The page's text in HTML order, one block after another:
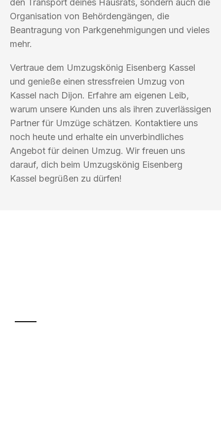
den Transport deines Hausrats, sondern auch die
Organisation von Behördengängen, die
Beantragung von Parkgenehmigungen und vieles
mehr.
Vertraue dem Umzugskönig Eisenberg Kassel
und genieße einen stressfreien Umzug von
Kassel nach Dijon. Erfahre am eigenen Leib,
warum unsere Kunden uns als ihren zuverlässigen
Partner für Umzüge schätzen. Kontaktiere uns
noch heute und erhalte ein unverbindliches
Angebot für deinen Umzug. Wir freuen uns
darauf, dich beim Umzugskönig Eisenberg
Kassel begrüßen zu dürfen!